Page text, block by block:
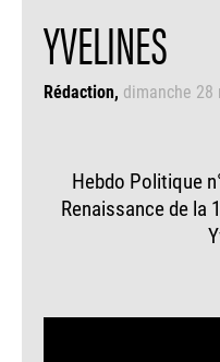
YVELINES
Rédaction dimanche 28
Hebdo Politique
Renaissance de la